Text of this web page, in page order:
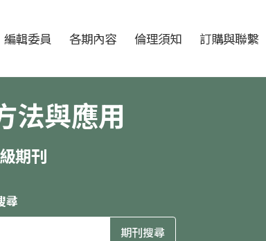
編輯委員 各期內容 倫理須知 訂購與聯繫
法與應用
期刊
尋